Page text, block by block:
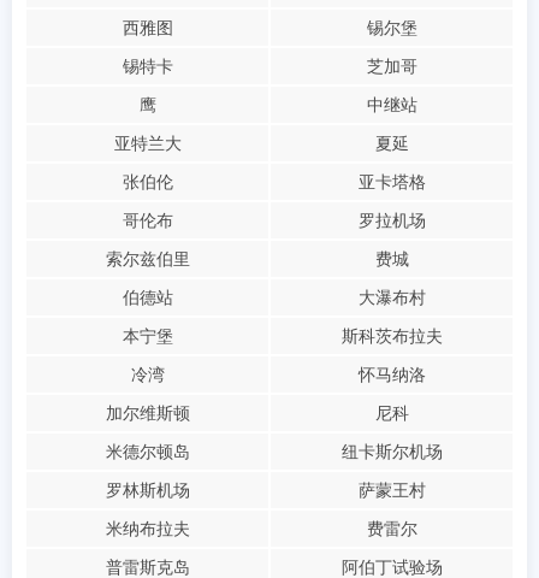
西雅图
锡尔堡
锡特卡
芝加哥
鹰
中继站
亚特兰大
夏延
张伯伦
亚卡塔格
哥伦布
罗拉机场
索尔兹伯里
费城
伯德站
大瀑布村
本宁堡
斯科茨布拉夫
冷湾
怀马纳洛
加尔维斯顿
尼科
米德尔顿岛
纽卡斯尔机场
罗林斯机场
萨蒙王村
米纳布拉夫
费雷尔
普雷斯克岛
阿伯丁试验场